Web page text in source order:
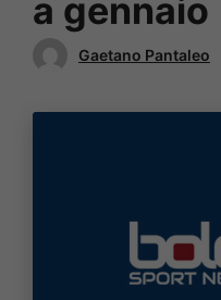
a gennaio
Gaetano Pantaleo